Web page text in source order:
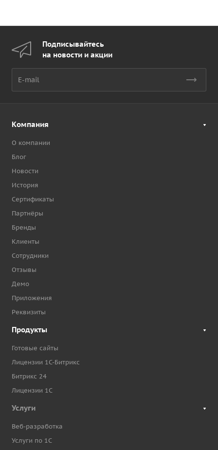
Подписывайтесь
на новости и акции
Компания
О компании
Блог
Новости
История
Сертификаты
Партнёры
Бренды
Клиенты
Сотрудники
Отзывы
Демо
Приложения
Реквизиты
Продукты
Готовые сайты
Лицензии 1С-Битрикс
Битрикс 24
Лицензии 1С
Услуги
Веб-разработка
Услуги по 1С